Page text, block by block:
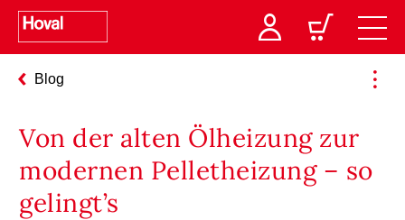
Blog
Von der alten Ölheizung zur
modernen Pelletheizung – so
gelingt’s